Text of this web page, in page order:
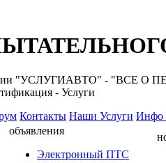
"УСЛУГИАВТО" -
- Услуги
Контакты Наши Услуги Инфо
объявления
Электронный ПТС